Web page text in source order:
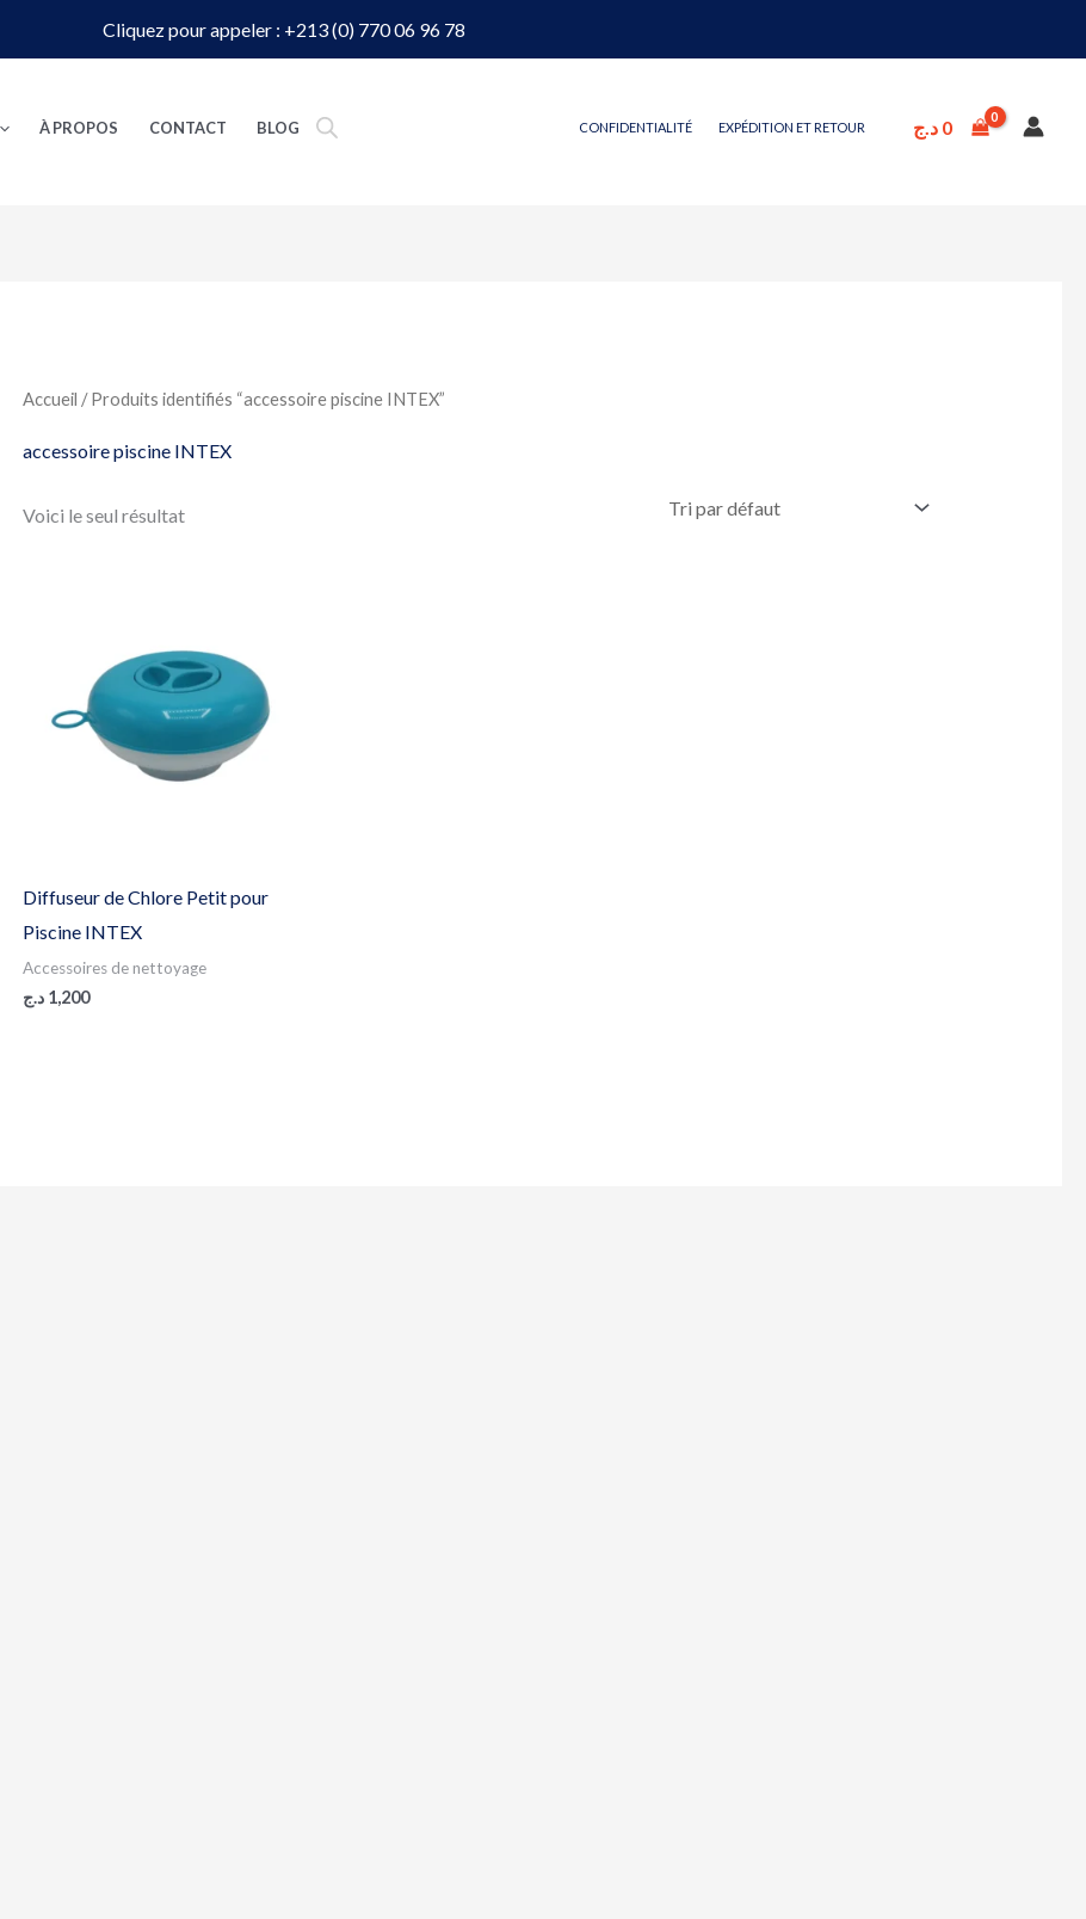
Cliquez pour appeler : +213 (0) 770 06 96 78
À PROPOS CONTACT BLOG CONFIDENTIALITÉ EXPÉDITION ET RETOUR 0 د.ج
Accueil / Produits identifiés “accessoire piscine INTEX”
accessoire piscine INTEX
Voici le seul résultat
Diffuseur de Chlore Petit pour
Piscine INTEX
Accessoires de nettoyage
1,200 د.ج